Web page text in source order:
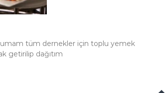
tüm dernekler için toplu yemek
getirilip dağıtım